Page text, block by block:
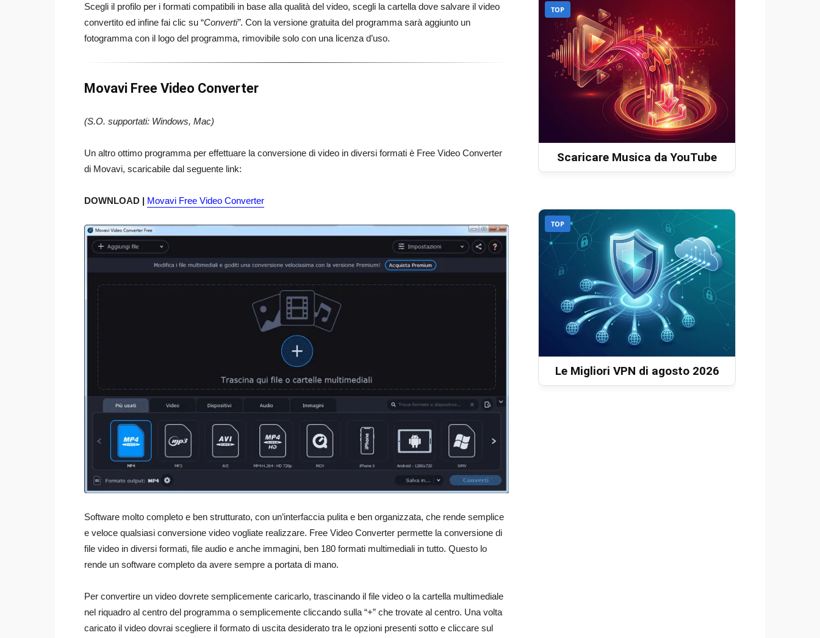
Scegli il profilo per i formati compatibili in base alla qualità del video, scegli la cartella dove salvare il video
convertito ed infine fai clic su “Converti”. Con la versione gratuita del programma sarà aggiunto un
fotogramma con il logo del programma, rimovibile solo con una licenza d’uso.
Movavi Free Video Converter
(S.O. supportati: Windows, Mac)
Un altro ottimo programma per effettuare la conversione di video in diversi formati è Free Video Converter
di Movavi, scaricabile dal seguente link:
DOWNLOAD | Movavi Free Video Converter
Software molto completo e ben strutturato, con un’interfaccia pulita e ben organizzata, che rende semplice
e veloce qualsiasi conversione video vogliate realizzare. Free Video Converter permette la conversione di
file video in diversi formati, file audio e anche immagini, ben 180 formati multimediali in tutto. Questo lo
rende un software completo da avere sempre a portata di mano.
Per convertire un video dovrete semplicemente caricarlo, trascinando il file video o la cartella multimediale
nel riquadro al centro del programma o semplicemente cliccando sulla “+” che trovate al centro. Una volta
caricato il video dovrai scegliere il formato di uscita desiderato tra le opzioni presenti sotto e cliccare sul
TOP
Scaricare Musica da YouTube
TOP
Le Migliori VPN di agosto 2026